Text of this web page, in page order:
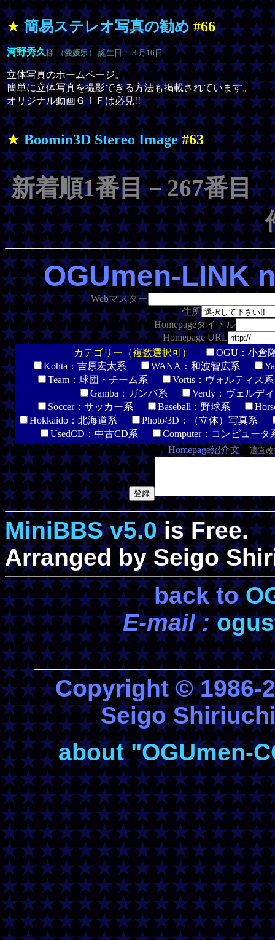
★簡易ステレオ写真の勧め #66
河野秀久様 （愛媛県） 誕生日：３月16日
立体写真のホームページ。
簡単に立体写真を撮影できる方法も掲載されています。
オリジナル動画ＧＩＦは必見!!
★Boomin3D Stereo Image #63
新着順1番目－267番
OGUmen-LINK
Webマスター
住所
Homepageタイトル
Homepage URL
カテゴリー（複数選択可）
OGU：小
Kohta：吉原宏太系
WANA：和波智広系
Team：球団・チーム系
Vortis：ヴォルティ
Gamba：ガンバ系
Verdy：ヴェル
Soccer：サッカー系
Baseball：野球系
Hokkaido：北海道系
Photo/3D：（立体）写真系
UsedCD：中古CD系
Computer：コンピュー
Homepage紹介文
適宜
MiniBBS v5.0is Free.
Arranged by Seigo
back to
E-mail :
Copyright © 1986-
Seigo
about "OGUmen-